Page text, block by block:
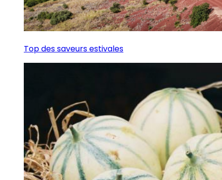
Top des saveurs estivales